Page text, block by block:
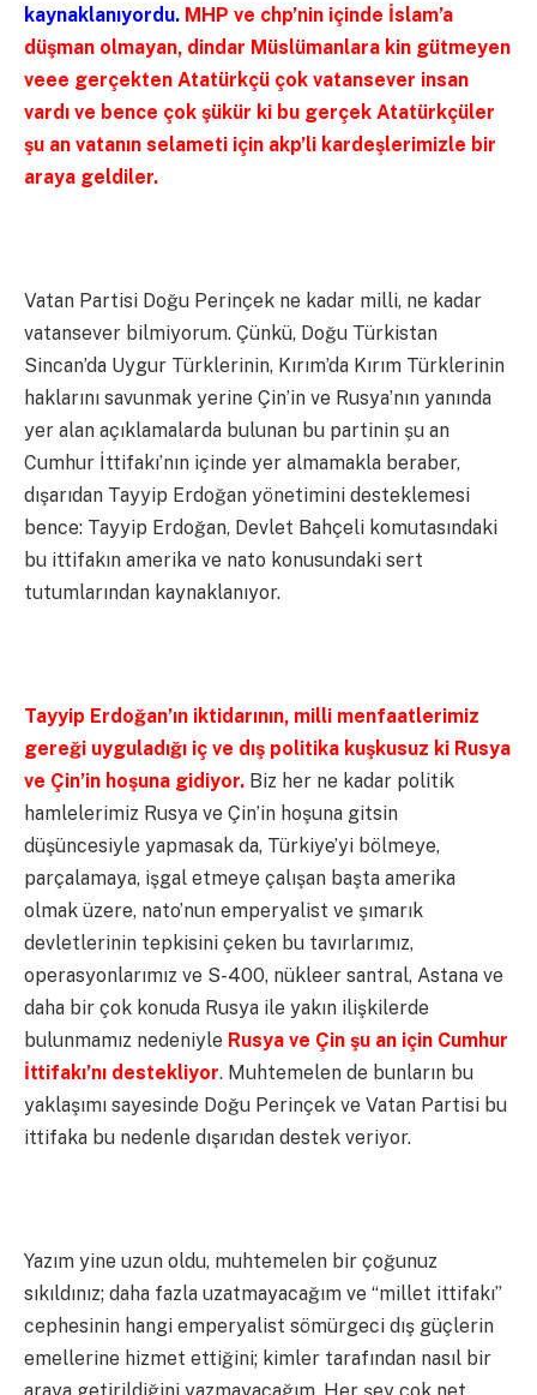
kaynaklanıyordu. MHP ve chp’nin içinde İslam’a
düşman olmayan, dindar Müslümanlara kin gütmeyen
veee gerçekten Atatürkçü çok vatansever insan
vardı ve bence çok şükür ki bu gerçek Atatürkçüler
şu an vatanın selameti için akp’li kardeşlerimizle bir
araya geldiler.
Vatan Partisi Doğu Perinçek ne kadar milli, ne kadar
vatansever bilmiyorum. Çünkü, Doğu Türkistan
Sincan’da Uygur Türklerinin, Kırım’da Kırım Türklerinin
haklarını savunmak yerine Çin’in ve Rusya’nın yanında
yer alan açıklamalarda bulunan bu partinin şu an
Cumhur İttifakı’nın içinde yer almamakla beraber,
dışarıdan Tayyip Erdoğan yönetimini desteklemesi
bence: Tayyip Erdoğan, Devlet Bahçeli komutasındaki
bu ittifakın amerika ve nato konusundaki sert
tutumlarından kaynaklanıyor.
Tayyip Erdoğan’ın iktidarının, milli menfaatlerimiz
gereği uyguladığı iç ve dış politika kuşkusuz ki Rusya
ve Çin’in hoşuna gidiyor. Biz her ne kadar politik
hamlelerimiz Rusya ve Çin’in hoşuna gitsin
düşüncesiyle yapmasak da, Türkiye’yi bölmeye,
parçalamaya, işgal etmeye çalışan başta amerika
olmak üzere, nato’nun emperyalist ve şımarık
devletlerinin tepkisini çeken bu tavırlarımız,
operasyonlarımız ve S-400, nükleer santral, Astana ve
daha bir çok konuda Rusya ile yakın ilişkilerde
bulunmamız nedeniyle Rusya ve Çin şu an için Cumhur
İttifakı’nı destekliyor. Muhtemelen de bunların bu
yaklaşımı sayesinde Doğu Perinçek ve Vatan Partisi bu
ittifaka bu nedenle dışarıdan destek veriyor.
Yazım yine uzun oldu, muhtemelen bir çoğunuz
sıkıldınız; daha fazla uzatmayacağım ve “millet ittifakı”
cephesinin hangi emperyalist sömürgeci dış güçlerin
emellerine hizmet ettiğini; kimler tarafından nasıl bir